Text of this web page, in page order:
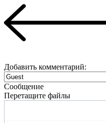
Добавить комментарий:
Сообщение
Перетащите файлы